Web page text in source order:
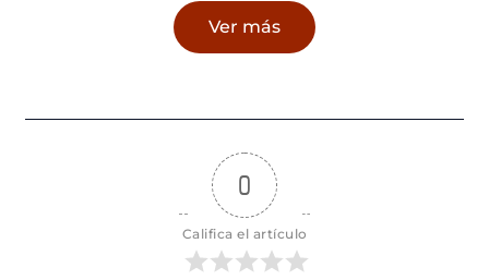
Ver más
0
Califica el artículo